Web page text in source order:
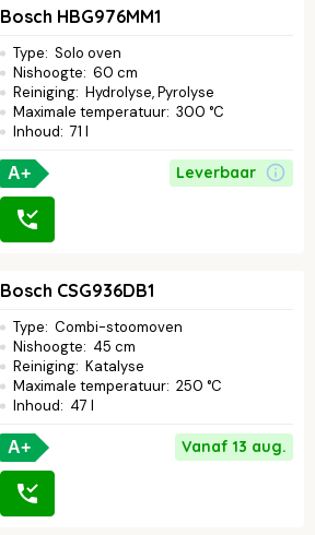
Bosch HBG976MM1
Type: Solo oven
Nishoogte: 60 cm
Reiniging: Hydrolyse, Pyrolyse
Maximale temperatuur: 300 °C
Inhoud: 71 l
A+ Leverbaar
Bosch CSG936DB1
Type: Combi-stoomoven
Nishoogte: 45 cm
Reiniging: Katalyse
Maximale temperatuur: 250 °C
Inhoud: 47 l
A+ Vanaf 13 aug.